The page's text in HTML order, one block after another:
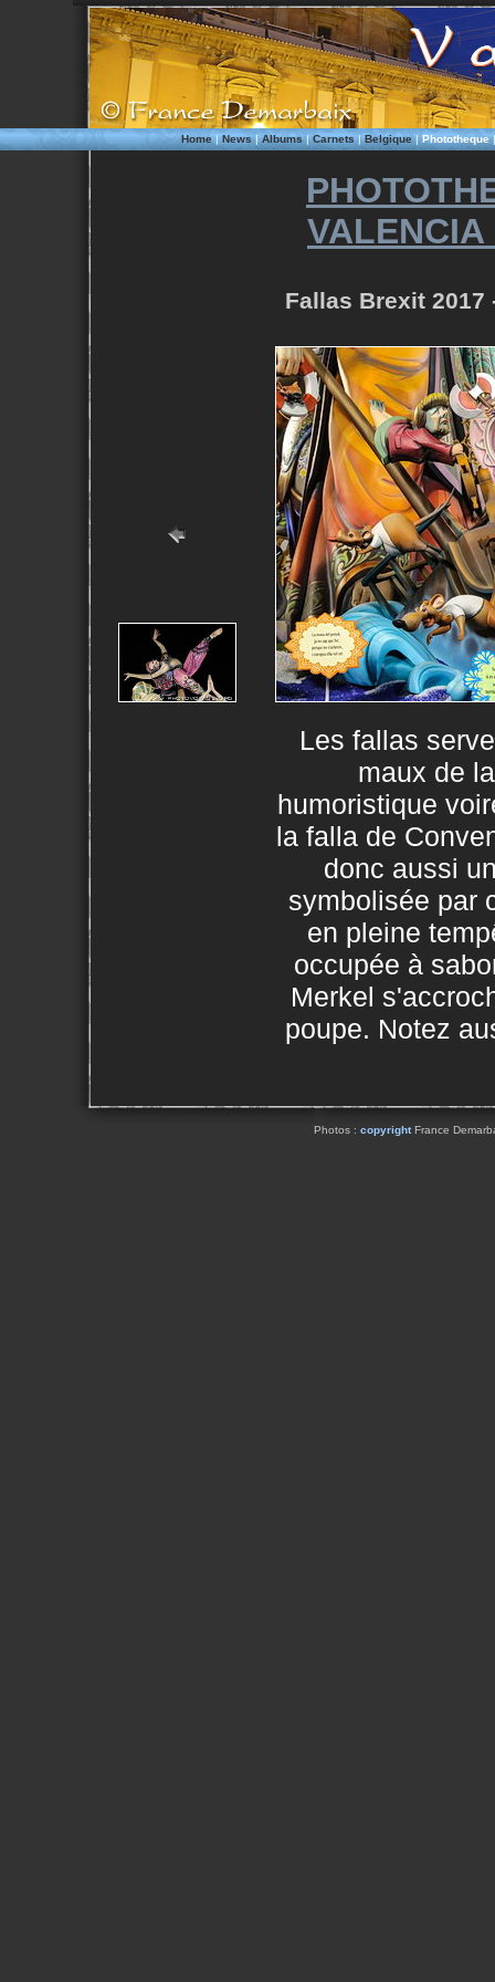
Home|News|Albums|Carnets|Belgique|Phototheque
VALENCIA
Fallas Brexit 2017
Les fallas
maux de
humoristique
la falla de
donc aussi
symbolisée par
en pleine
occupée à
Merkel
poupe. Notez
Photos : copyrightFrance